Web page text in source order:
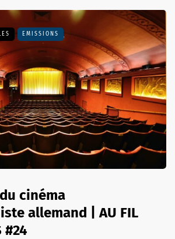
EMISSIONS
cinéma
allemand | AU FIL
#24